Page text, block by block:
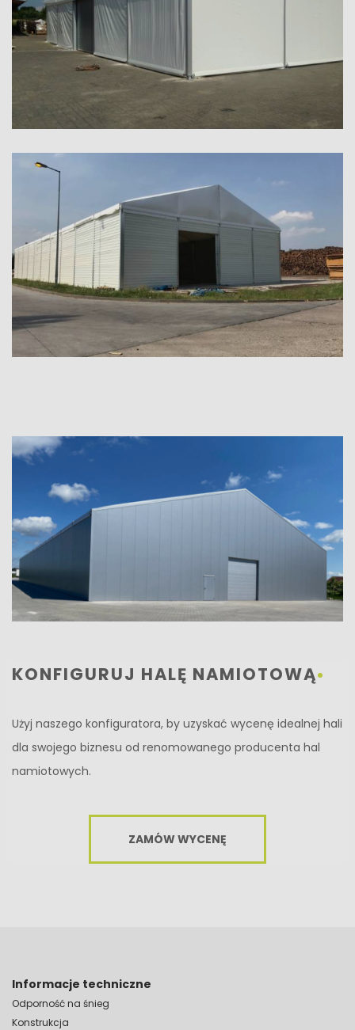
KONFIGURUJ HALĘ NAMIOTOWĄ
Użyj naszego konfiguratora, by uzyskać wycenę idealnej hali
dla swojego biznesu od renomowanego producenta hal
namiotowych.
ZAMÓW WYCENĘ
Informacje techniczne
Odporność na śnieg
Konstrukcja